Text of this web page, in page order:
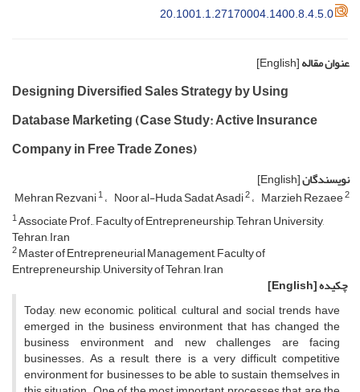
20.1001.1.27170004.1400.8.4.5.0
عنوان مقاله[English]
Designing Diversified Sales Strategy by Using
Database Marketing (Case Study: Active Insurance
Company in Free Trade Zones)
نویسندگان[English]
Mehran Rezvani1 Noor al-Huda Sadat Asadi2 Marzieh Rezaee2
1Associate Prof., Faculty of Entrepreneurship, Tehran University,
Tehran, Iran
2Master of Entrepreneurial Management, Faculty of
Entrepreneurship, University of Tehran, Iran
چکیده[English]
Today, new economic, political, cultural and social trends have
emerged in the business environment that has changed the
business environment and new challenges are facing
businesses. As a result, there is a very difficult competitive
environment for businesses to be able to sustain themselves in